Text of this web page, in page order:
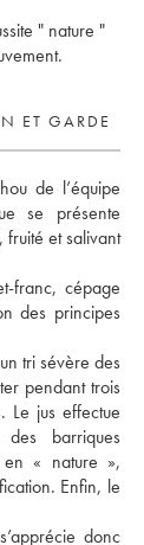
" nature "
ET GARDE
de l’équipe
se présente
fruité et salivant
franc, cépage
des principes
tri sévère des
pendant trois
Le jus effectue
barriques
en « nature »,
Enfin, le
donc